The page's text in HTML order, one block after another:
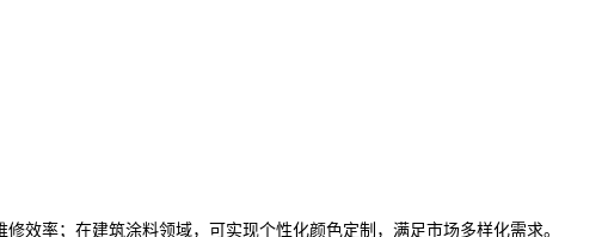
效率；在建筑涂料领域，可实现个性化颜色定制，满足市场多样化需求。